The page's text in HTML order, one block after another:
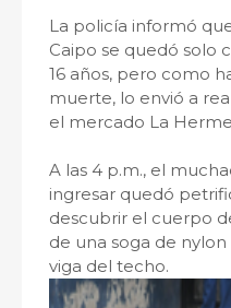
La policía informó
Caipo se quedó solo
16 años, pero como
muerte, lo envió a
el mercado La
A las 4 p.m., el
ingresar quedó
descubrir el cuerpo
de una soga de
viga del techo.